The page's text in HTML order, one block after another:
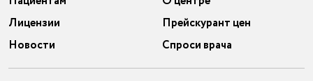
Лицензии
Прейскурант цен
Новости
Спроси врача